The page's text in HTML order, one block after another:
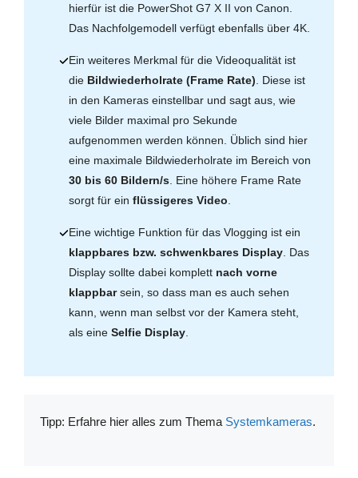
hierfür ist die PowerShot G7 X II von Canon.
Das Nachfolgemodell verfügt ebenfalls über 4K.
Ein weiteres Merkmal für die Videoqualität ist
die Bildwiederholrate (Frame Rate) . Diese ist
in den Kameras einstellbar und sagt aus, wie
viele Bilder maximal pro Sekunde
aufgenommen werden können. Üblich sind hier
eine maximale Bildwiederholrate im Bereich von
30 bis 60 Bildern/s . Eine höhere Frame Rate
sorgt für einflüssigeres Video
Eine wichtige Funktion für das Vlogging ist ein
klappbares bzw. schwenkbares Display . Das
Display sollte dabei komplett nach vorne
klappbarsein, so dass man es auch sehen
kann, wenn man selbst vor der Kamera steht,
als eineSelfie Display
Tipp: Erfahre hier alles zum Thema Systemkameras.